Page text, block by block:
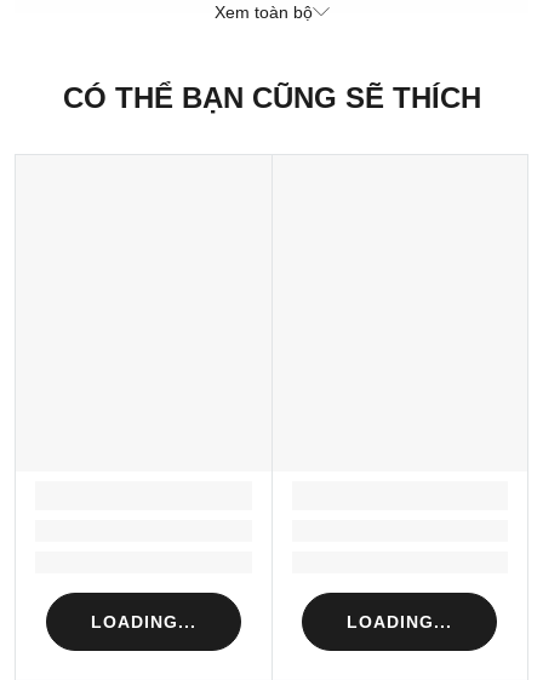
Xem toàn bộ
CÓ THỂ BẠN CŨNG SẼ THÍCH
LOADING... LOADING...